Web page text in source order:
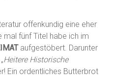
offenkundig eine eher
mal fünf Titel habe ich im
aufgestöbert. Darunter
Heitere Historische
Ein ordentliches Butterbrot